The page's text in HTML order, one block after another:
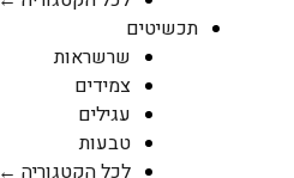
תכשיטים
שרשראות
צמידים
עגילים
טבעות